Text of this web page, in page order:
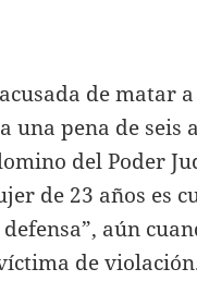
de matar
pena de seis
del Poder
de 23 años es
aún
de